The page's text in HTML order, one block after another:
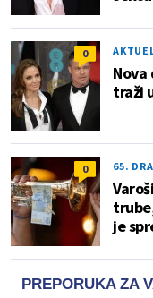
0
Nova
traži
0 65.
je
PREPORUKA ZA